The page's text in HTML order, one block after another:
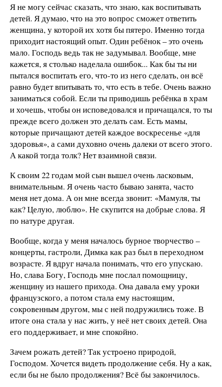
Я не могу сейчас сказать, что знаю, как воспитывать
детей. Я думаю, что на это вопрос сможет ответить
женщина, у которой их хотя бы пятеро. Именно тогда
приходит настоящий опыт. Один ребёнок – это очень
мало. Господь ведь так не задумывал. Вообще, мне
кажется, я столько наделала ошибок... Как бы ты ни
пытался воспитать его, что-то из него сделать, он всё
равно будет впитывать то, что есть в тебе. Очень важно
заниматься собой. Если ты приводишь ребёнка в храм
и хочешь, чтобы он исповедовался и причащался, то ты
прежде всего должен это делать сам. Есть мамы,
которые причащают детей каждое воскресенье «для
здоровья», а сами духовно очень далеки от всего этого.
А какой тогда толк? Нет взаимной связи.
К своим 22 годам мой сын вышел очень ласковым,
внимательным. Я очень часто бываю занята, часто
меня нет дома. А он мне всегда звонит: «Мамуля, ты
как? Целую, люблю». Не скупится на добрые слова. Я
по натуре другая.
Вообще, когда у меня началось бурное творчество –
концерты, гастроли, Димка как раз был в переходном
возрасте. Я вдруг начала понимать, что его упускаю.
Но, слава Богу, Господь мне послал помощницу,
женщину из нашего прихода. Она давала ему уроки
французского, а потом стала ему настоящим,
сокровенным другом, мы с ней подружились тоже. В
итоге она стала у нас жить, у неё нет своих детей. Она
его поддерживает, и мне спокойно.
Зачем рожать детей? Так устроено природой,
Господом. Хочется видеть продолжение себя. Ну а как,
если бы не было продолжения? Всё бы закончилось.